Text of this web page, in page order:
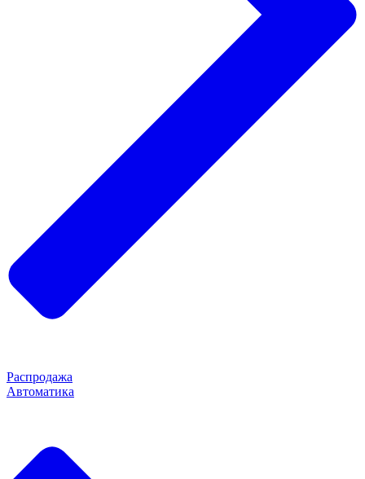
Распродажа
Автоматика